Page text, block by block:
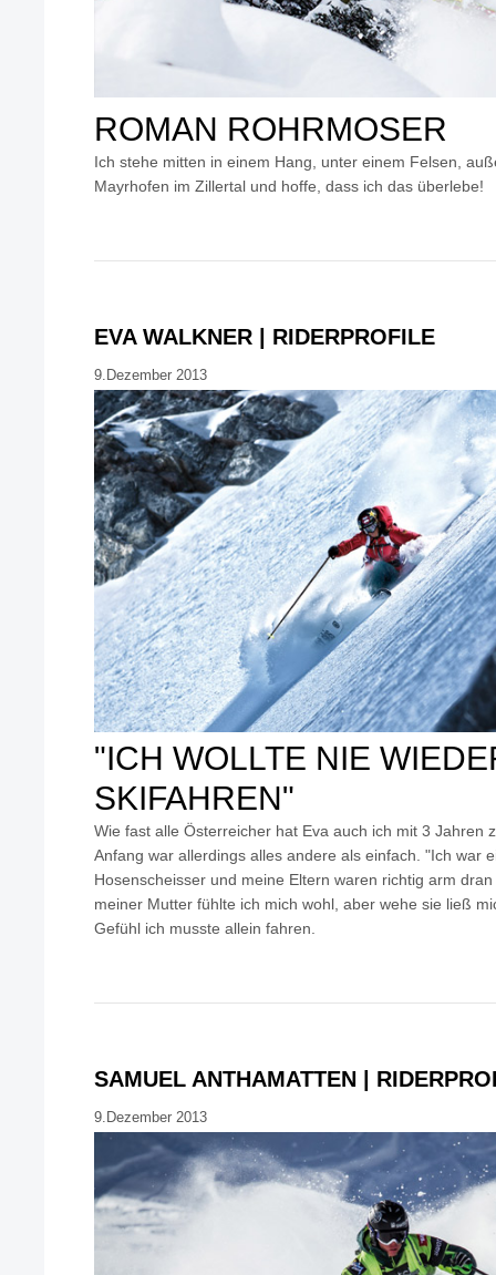
ROMAN ROHRMOSER
Ich stehe mitten in einem Hang, unter einem Felsen,
Mayrhofen im Zillertal und hoffe, dass ich das überlebe!
EVA WALKNER | RIDERPROFILE
9.Dezember 2013
"ICH WOLLTE NIE
SKIFAHREN"
Wie fast alle Österreicher hat Eva auch ich mit 3 Jahren
Anfang war allerdings alles andere als einfach. "Ich war
Hosenscheisser und meine Eltern waren richtig arm
meiner Mutter fühlte ich mich wohl, aber wehe sie ließ
Gefühl ich musste allein fahren.
SAMUEL ANTHAMATTEN |
9.Dezember 2013